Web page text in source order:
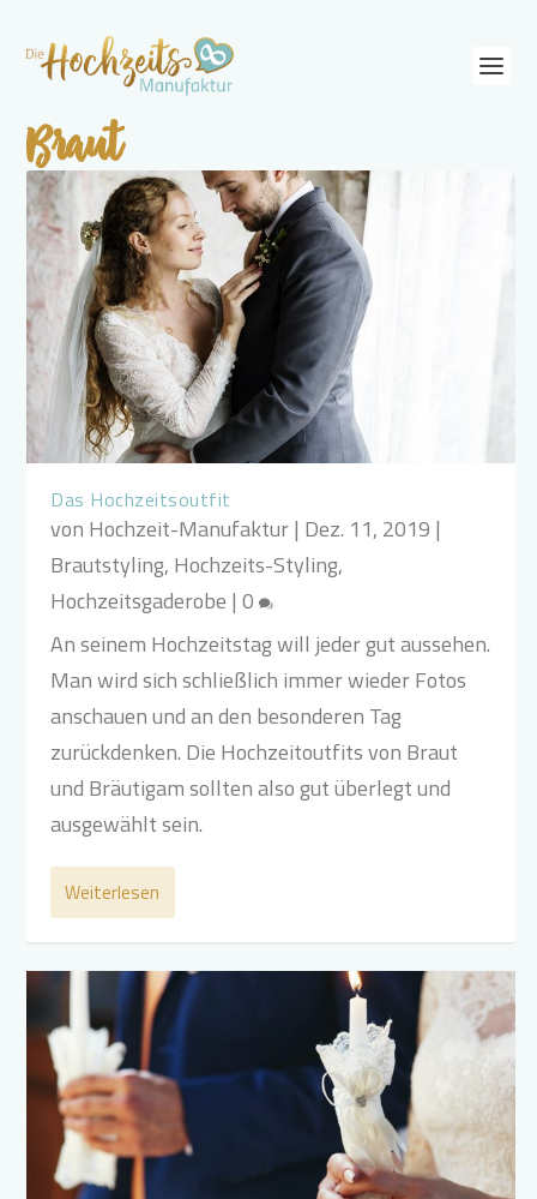
Braut
Das Hochzeitsoutfit
von Hochzeit-Manufaktur| Dez. 11, 2019 |
Brautstyling, Hochzeits-Styling,
Hochzeitsgaderobe |0
An seinem Hochzeitstag will jeder gut aussehen.
Man wird sich schließlich immer wieder Fotos
anschauen und an den besonderen Tag
zurückdenken. Die Hochzeitoutfits von Braut
und Bräutigam sollten also gut überlegt und
ausgewählt sein.
Weiterlesen